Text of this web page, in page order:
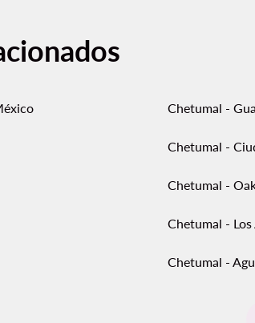
Chetumal -
Chetumal -
Chetumal -
Chetumal - Los
Chetumal -